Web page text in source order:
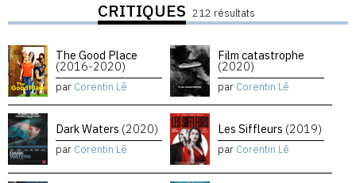
CRITIQUES 212 résultats
The Good Place
(2016-2020)
par Corentin Lê
Film catastrophe
(2020)
par Corentin Lê
Dark Waters (2020)
par Corentin Lê
Les Siffleurs (2019)
par Corentin Lê